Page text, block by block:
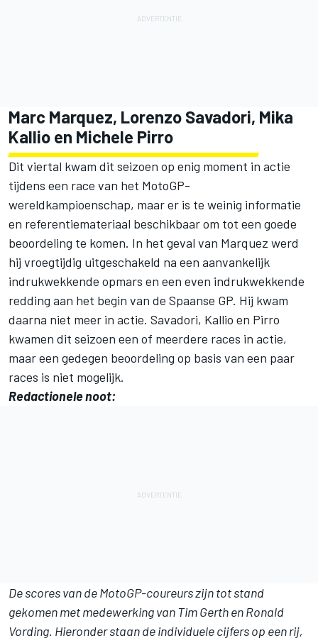
Marc Marquez, Lorenzo Savadori, Mika
Kallio en Michele Pirro
Dit viertal kwam dit seizoen op enig moment in actie
tijdens een race van het MotoGP-
wereldkampioenschap, maar er is te weinig informatie
en referentiemateriaal beschikbaar om tot een goede
beoordeling te komen. In het geval van Marquez werd
hij vroegtijdig uitgeschakeld na een aanvankelijk
indrukwekkende opmars en een even indrukwekkende
redding aan het begin van de Spaanse GP. Hij kwam
daarna niet meer in actie. Savadori, Kallio en Pirro
kwamen dit seizoen een of meerdere races in actie,
maar een gedegen beoordeling op basis van een paar
races is niet mogelijk.
Redactionele noot:
De scores van de MotoGP-coureurs zijn tot stand
gekomen met medewerking van Tim Gerth en Ronald
Vording. Hieronder staan de individuele cijfers op een rij,